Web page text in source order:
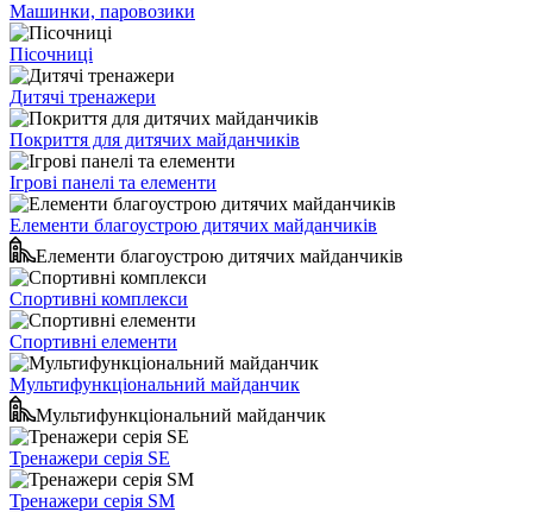
Машинки, паровозики
Пісочниці
Дитячі тренажери
Покриття для дитячих майданчиків
Ігрові панелі та елементи
Елементи благоустрою дитячих майданчиків
Елементи благоустрою дитячих майданчиків
Спортивні комплекси
Спортивні елементи
Мультифункціональний майданчик
Мультифункціональний майданчик
Тренажери серія SE
Тренажери серія SM